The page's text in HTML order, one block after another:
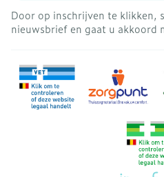
Door op inschrijven te klikken,
nieuwsbrief en gaat u akkoord